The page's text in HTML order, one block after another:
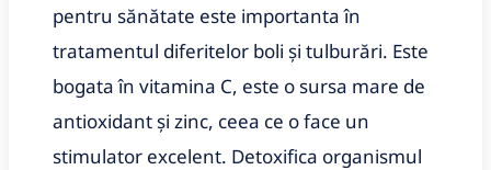
pentru sănătate este importanta în
tratamentul diferitelor boli și tulburări. Este
bogata în vitamina C, este o sursa mare de
antioxidant și zinc, ceea ce o face un
stimulator excelent. Detoxifica organismul